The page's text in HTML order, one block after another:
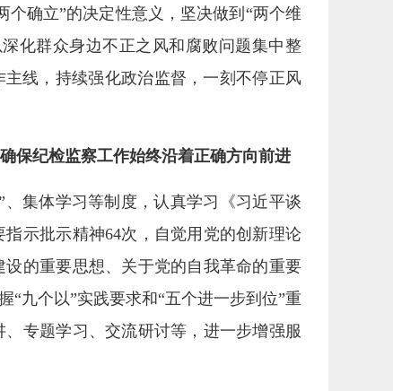
确立”的决定性意义，坚决做到“两个维
化群众身边不正之风和腐败问题集中整
线，持续强化政治监督，一刻不停正风
保纪检监察工作始终沿着正确方向前进
集体学习等制度，认真学习《习近平谈
示批示精神64次，自觉用党的创新理论
的重要思想、关于党的自我革命的重要
“九个以”实践要求和“五个进一步到位”重
专题学习、交流研讨等，进一步增强服